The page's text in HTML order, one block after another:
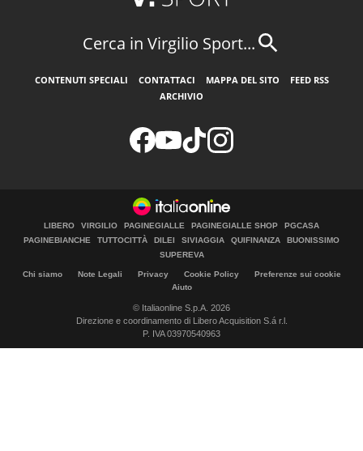
Cerca in Virgilio Sport...
CONTENUTI SPECIALI CONTATTACI MAPPA DEL SITO
FEED RSS
ARCHIVIO
LIBERO VIRGILIO PAGINEGIALLE PAGINEGIALLE SHOP
PGCASA
PAGINEBIANCHE
TUTTOCITTÀ DILEI SIVIAGGIA QUIFINANZA
BUONISSIMO
SUPEREVA
Chi siamo Note Legali Privacy Cookie Policy
Preferenze sui cookie
Aiuto
© Italiaonline S.p.A. 2026
Direzione e coordinamento di Libero Acquisition S.á r.l.
P. IVA 03970540963